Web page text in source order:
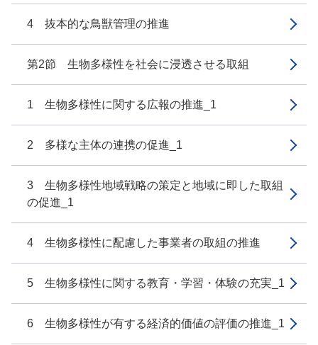
4 抜本的な鳥獣管理の推進
第2節 生物多様性を社会に浸透させる取組
1 生物多様性に関する広報の推進_1
2 多様な主体の連携の促進_1
3 生物多様性地域戦略の策定と地域に即した取組
の促進_1
4 生物多様性に配慮した事業者の取組の推進
5 生物多様性に関する教育・学習・体験の充実_1
6 生物多様性が有する経済的価値の評価の推進_1